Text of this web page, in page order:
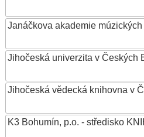
Janáčkova akademie
Jihočeská univerzita v Českých
Jihočeská vědecká knihovna v
K3 Bohumín, p.o. - středisko